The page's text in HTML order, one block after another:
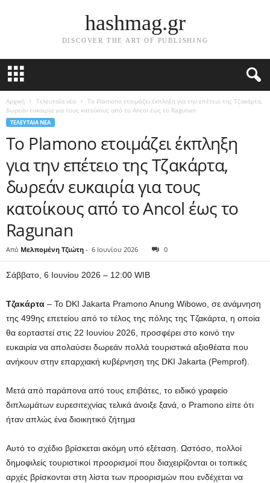
hashmag.gr
DISCOVER THE ART OF PUBLISHING
Αρχική Τελευταία νέα
Το Plamono ετοιμάζει έκπληξη για την επέτειο της Τζακάρτα,
δωρεάν ευκαιρία για τους κατοίκους από το Ancol έως το Ragunan
ΤΕΛΕΥΤΑΊΑ ΝΈΑ
Το Plamono ετοιμάζει έκπληξη
για την επέτειο της Τζακάρτα,
δωρεάν ευκαιρία για τους
κατοίκους από το Ancol έως το
Ragunan
Από Μελπομένη Τζιώτη - 6 Ιουνίου 2026 0
Σάββατο, 6 Ιουνίου 2026 – 12:00 WIB
Τζακάρτα – Το DKI Jakarta Pramono Anung Wibowo, σε ανάμνηση
της 499ης επετείου από το τέλος της πόλης της Τζακάρτα, η οποία
θα εορταστεί στις 22 Ιουνίου 2026, προσφέρει στο κοινό την
ευκαιρία να απολαύσει δωρεάν πολλά τουριστικά αξιοθέατα που
ανήκουν στην επαρχιακή κυβέρνηση της DKI Jakarta (Pemprof).
Μετά από παράπονα από τους επιβάτες, το ειδικό γραφείο
διπλωμάτων ευρεσιτεχνίας τελικά άνοιξε ξανά, ο Pramono είπε ότι
ήταν απλώς ένα διοικητικό ζήτημα
Αυτό το σχέδιο βρίσκεται ακόμη υπό εξέταση. Ωστόσο, πολλοί
δημοφιλείς τουριστικοί προορισμοί που διαχειρίζονται οι τοπικές
αρχές βρίσκονται στη λίστα των προορισμών που ενδέχεται να